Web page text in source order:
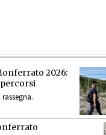
2026: